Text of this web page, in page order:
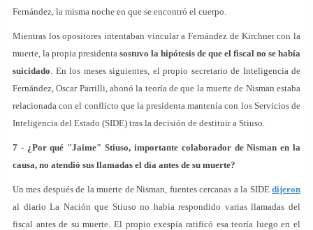
Fernández, la misma noche en que se encontró el cuerpo.
Mientras los opositores intentaban vincular a Fernández de Kirchner con la
muerte, la propia presidenta sostuvo la hipótesis de que el fiscal no se había
suicidado. En los meses siguientes, el propio secretario de Inteligencia de
Fernández, Oscar Parrilli, abonó la teoría de que la muerte de Nisman estaba
relacionada con el conflicto que la presidenta mantenía con los Servicios de
Inteligencia del Estado (SIDE) tras la decisión de destituir a Stiuso.
7 - ¿Por qué "Jaime" Stiuso, importante colaborador de Nisman en la
causa, no atendió sus llamadas el día antes de su muerte?
Un mes después de la muerte de Nisman, fuentes cercanas a la SIDE dijeron
al diario La Nación que Stiuso no había respondido varias llamadas del
fiscal antes de su muerte. El propio exespía ratificó esa teoría luego en el